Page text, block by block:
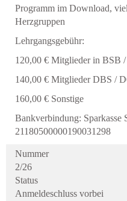
Programm im Download,
Herzgruppen
Lehrgangsgebühr:
120,00 € Mitglieder in BSB
140,00 € Mitglieder DBS /
160,00 € Sonstige
Bankverbindung:
21180500000190031298
Nummer
2/26
Status
Anmeldeschluss vorbei